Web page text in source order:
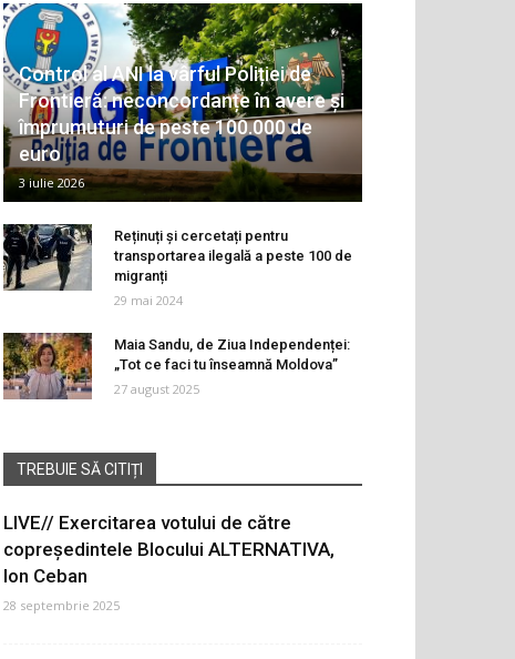
Control al ANI la vârful Poliției de
Frontieră: neconcordanțe în avere și
împrumuturi de peste 100.000 de
euro
3 iulie 2026
Reținuți și cercetați pentru
transportarea ilegală a peste 100 de
migranți
29 mai 2024
Maia Sandu, de Ziua Independenței:
„Tot ce faci tu înseamnă Moldova”
27 august 2025
TREBUIE SĂ CITIȚI
LIVE// Exercitarea votului de către
copreședintele Blocului ALTERNATIVA,
Ion Ceban
28 septembrie 2025